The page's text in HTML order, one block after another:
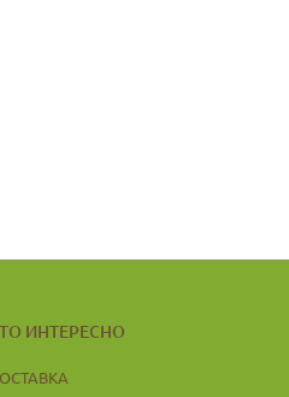
ИНТЕРЕСНО